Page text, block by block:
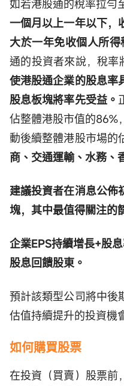
如若港股通的稅率拉勻
一個月以上一年以下，
大於一年免收個人所得
通的投資者來說，稅率
使港股通企業的股息率
股息板塊將率先受益。
佔整體港股市值的86%
動後續整體港股市場的
商、交通運輸、水務、
建議投資者在消息公佈
塊，其中最值得關注的
企業EPS持續增長+股
股息回饋股東。
預計該類型公司將中後
估值持續提升的投資機
如何購買股票
在投資（買賣）股票前